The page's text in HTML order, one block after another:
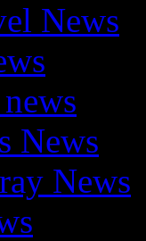
News
News
News